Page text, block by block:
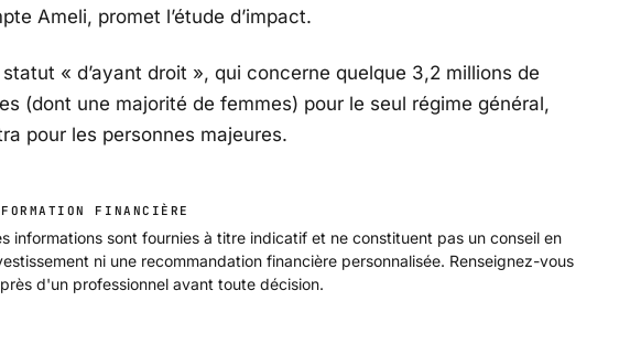
Ameli, promet l’étude d’impact.
statut « d’ayant droit », qui concerne quelque 3,2 millions de
(dont une majorité de femmes) pour le seul régime général,
pour les personnes majeures.
FINANCIÈRE
informations sont fournies à titre indicatif et ne constituent pas un conseil en
ni une recommandation financière personnalisée. Renseignez-vous
d'un professionnel avant toute décision.